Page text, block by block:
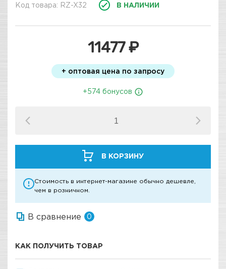
Код товара: RZ-X32 В НАЛИЧИИ
11477 ₽
+ оптовая цена по запросу
+574 бонусов
В КОРЗИНУ
Стоимость в интернет-магазине обычно дешевле,
чем в розничном.
В сравнение 0
КАК ПОЛУЧИТЬ ТОВАР